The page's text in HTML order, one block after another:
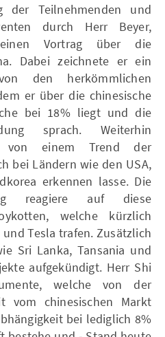
der Teilnehmenden und
durch Herr Beyer,
Vortrag über die
Dabei zeichnete er ein
den herkömmlichen
er über die chinesische
bei 18% liegt und die
sprach. Weiterhin
von einem Trend der
bei Ländern wie den USA,
erkennen lasse. Die
reagiere auf diese
welche kürzlich
Tesla trafen. Zusätzlich
Sri Lanka, Tansania und
aufgekündigt. Herr Shi
welche von der
vom chinesischen Markt
bei lediglich 8%